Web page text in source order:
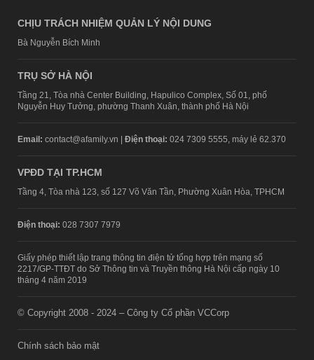
CHỊU TRÁCH NHIỆM QUẢN LÝ NỘI DUNG
Bà Nguyễn Bích Minh
TRỤ SỞ HÀ NỘI
Tầng 21, Tòa nhà Center Building, Hapulico Complex, Số 01, phố
Nguyễn Huy Tưởng, phường Thanh Xuân, thành phố Hà Nội
Email: contact@afamily.vn | Điện thoại: 024 7309 5555, máy lẻ 62.370
VPĐD TẠI TP.HCM
Tầng 4, Tòa nhà 123, số 127 Võ Văn Tần, Phường Xuân Hòa, TPHCM
Điện thoại: 028 7307 7979
Giấy phép thiết lập trang thông tin điện tử tổng hợp trên mạng số
2217/GP-TTĐT do Sở Thông tin và Truyền thông Hà Nội cấp ngày 10
tháng 4 năm 2019
© Copyright 2008 - 2024 – Công ty Cổ phần VCCorp
Chính sách bảo mật